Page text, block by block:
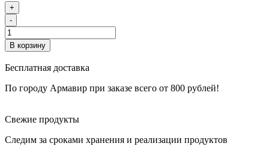
+
-
В корзину
Бесплатная доставка
По городу Армавир при заказе всего от 800 рублей!
Свежие продукты
Следим за сроками хранения и реализации продуктов